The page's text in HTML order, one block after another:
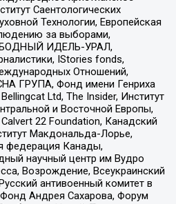
Саентологических
Технологии, Европейская
за выборами,
ИДЕЛЬ-УРАЛ,
IStories fonds,
Отношений,
ГРУПА, Фонд имени Генриха
Ltd, The Insider, Институт
и Восточной Европы,
22 Foundation, Канадский
Макдональда-Лорье,
федерация Канады,
научный центр им Вудро
Возрождение, Всеукраинский
антивоенный комитет в
Андрея Сахарова, Форум